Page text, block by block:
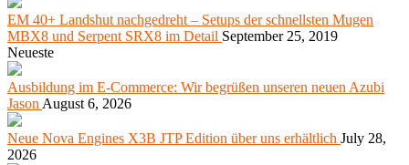
EM 40+ Landshut nachgedreht – Setups der schnellsten Mugen
MBX8 und Serpent SRX8 im Detail September 25, 2019
Neueste
Ausbildung im E-Commerce: Wir begrüßen unseren neuen Azubi
Jason August 6, 2026
Neue Nova Engines X3B JTP Edition über uns erhältlich July 28,
2026